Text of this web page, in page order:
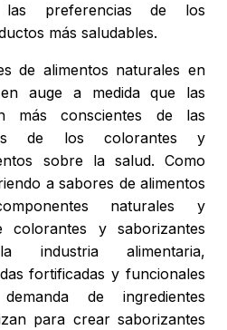
preferencias de los
más saludables.
de alimentos naturales en
auge a medida que las
más conscientes de las
de los colorantes y
sobre la salud. Como
a sabores de alimentos
naturales y
y saborizantes
industria alimentaria,
fortificadas y funcionales
de ingredientes
para crear saborizantes